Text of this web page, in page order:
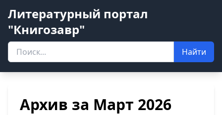
Литературный портал
"Книгозавр"
Найти
Архив за Март 2026